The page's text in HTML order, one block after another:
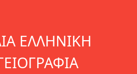
ΕΛΛΗΝΙΚΗ